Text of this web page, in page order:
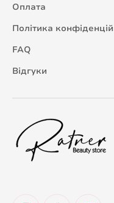
Оплата
Політика
FAQ
Відгуки